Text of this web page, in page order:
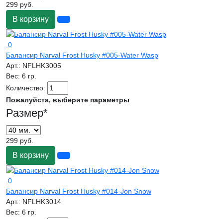
299 руб.
В корзину
0
Балансир Narval Frost Husky #005-Water Wasp
Арт.: NFLHK3005
Вес: 6 гр.
Количество:
Пожалуйста, выберите параметры
Размер*
299 руб.
В корзину
0
Балансир Narval Frost Husky #014-Jon Snow
Арт.: NFLHK3014
Вес: 6 гр.